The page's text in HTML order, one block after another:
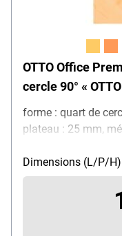
OTTO Office
cercle 90° «
forme : quart de
plateau : 25 mm,
Dimensions (L/P/